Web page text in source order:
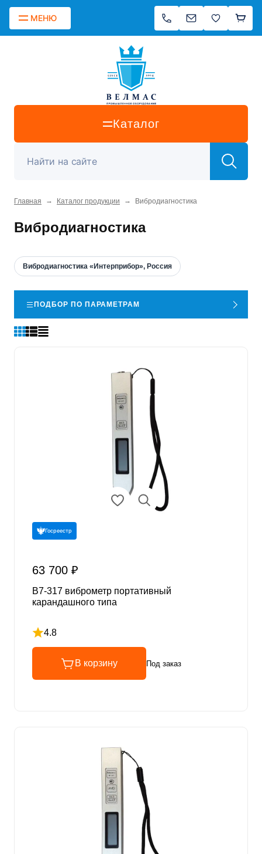
МЕНЮ
Каталог
Главная → Каталог продукции → Вибродиагностика
Вибродиагностика
Вибродиагностика «Интерприбор», Россия
ПОДБОР ПО ПАРАМЕТРАМ
Госреестр
63 700 ₽
В7-317 виброметр портативный
карандашного типа
4.8
Рейтинг 4.8 из 5
В корзину Под заказ